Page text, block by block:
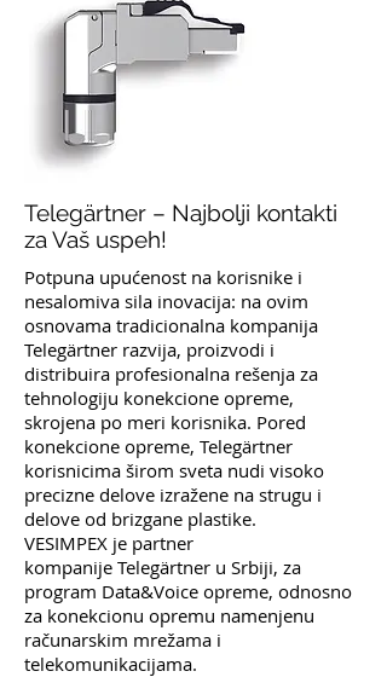
Telegärtner – Najbolji kontakti
za Vaš uspeh!
Potpuna upućenost na korisnike i
nesalomiva sila inovacija: na ovim
osnovama tradicionalna kompanija
Telegärtner razvija, proizvodi i
distribuira profesionalna rešenja za
tehnologiju konekcione opreme,
skrojena po meri korisnika. Pored
konekcione opreme, Telegärtner
korisnicima širom sveta nudi visoko
precizne delove izražene na strugu i
delove od brizgane plastike.
VESIMPEX je partner
kompanije Telegärtner u Srbiji, za
program Data&Voice opreme, odnosno
za konekcionu opremu namenjenu
računarskim mrežama i
telekomunikacijama.